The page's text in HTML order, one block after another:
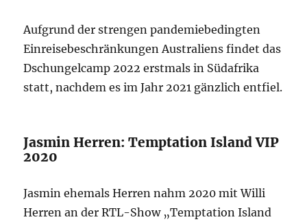
Aufgrund der strengen pandemiebedingten
Einreisebeschränkungen Australiens findet das
Dschungelcamp 2022 erstmals in Südafrika
statt, nachdem es im Jahr 2021 gänzlich entfiel.
Jasmin Herren: Temptation Island VIP
2020
Jasmin ehemals Herren nahm 2020 mit Willi
Herren an der RTL-Show „Temptation Island